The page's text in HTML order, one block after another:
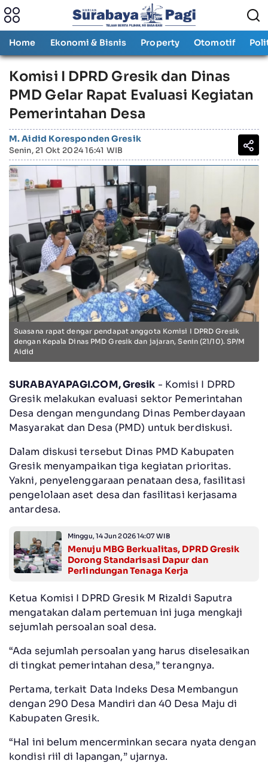
Home Ekonomi & Bisnis Property Otomotif
Komisi I DPRD Gresik dan Dinas
PMD Gelar Rapat Evaluasi Kegiatan
Pemerintahan Desa
M. Aidid Koresponden Gresik
Senin, 21 Okt 2024 16:41 WIB
Suasana rapat dengar pendapat anggota Komisi I DPRD Gresik
dengan Kepala Dinas PMD Gresik dan jajaran, Senin (21/10). SP/M
Aidid
SURABAYAPAGI.COM, Gresik - Komisi I DPRD
Gresik melakukan evaluasi sektor Pemerintahan
Desa dengan mengundang Dinas Pemberdayaan
Masyarakat dan Desa (PMD) untuk berdiskusi.
Dalam diskusi tersebut Dinas PMD Kabupaten
Gresik menyampaikan tiga kegiatan prioritas.
Yakni, penyelenggaraan penataan desa, fasilitasi
pengelolaan aset desa dan fasilitasi kerjasama
antardesa.
Minggu, 14 Jun 2026 14:07 WIB
Menuju MBG Berkualitas, DPRD Gresik
Dorong Standarisasi Dapur dan
Perlindungan Tenaga Kerja
Ketua Komisi I DPRD Gresik M Rizaldi Saputra
mengatakan dalam pertemuan ini juga mengkaji
sejumlah persoalan soal desa.
“Ada sejumlah persoalan yang harus diselesaikan
di tingkat pemerintahan desa,” terangnya.
Pertama, terkait Data Indeks Desa Membangun
dengan 290 Desa Mandiri dan 40 Desa Maju di
Kabupaten Gresik.
“Hal ini belum mencerminkan secara nyata dengan
kondisi riil di lapangan,” ujarnya.